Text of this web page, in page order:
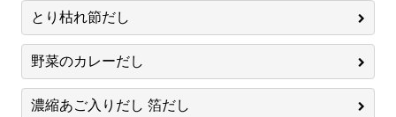
とり枯れ節だし
野菜のカレーだし
濃縮あご入りだし 箔だし